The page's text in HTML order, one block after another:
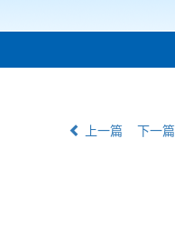
上一篇 下一篇